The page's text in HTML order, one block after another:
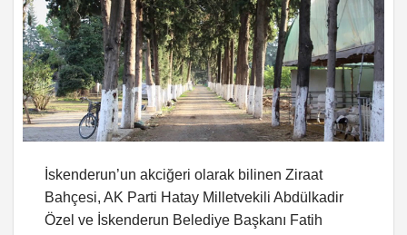
İskenderun’un akciğeri olarak bilinen Ziraat
Bahçesi, AK Parti Hatay Milletvekili Abdülkadir
Özel ve İskenderun Belediye Başkanı Fatih